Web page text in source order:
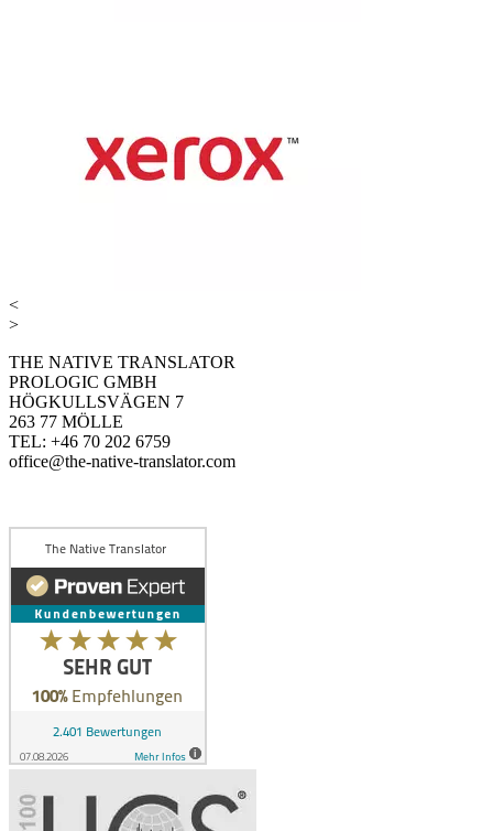
<
>
THE NATIVE TRANSLATOR
PROLOGIC GMBH
HÖGKULLSVÄGEN 7
263 77 MÖLLE
TEL: +46 70 202 6759
office@the-native-translator.com